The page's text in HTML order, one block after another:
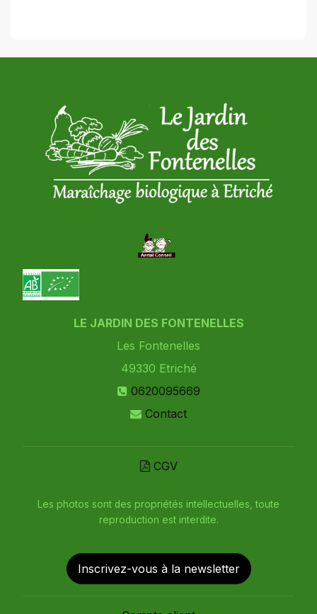
LE JARDIN DES FONTENELLES
Les Fontenelles
49330 Etriché
0620095669
Contact
CGV
Les photos sont des propriétés intellectuelles, toute
reproduction est interdite.
Inscrivez-vous à la newsletter